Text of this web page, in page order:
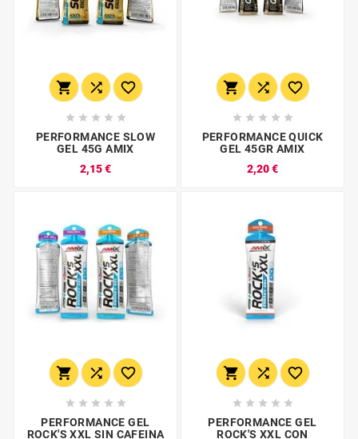
  
    
PERFORMANCE SLOW
GEL 45G AMIX
2,15 €
  
    
PERFORMANCE QUICK
GEL 45GR AMIX
2,20 €
  
    
PERFORMANCE GEL
ROCK'S XXL SIN CAFEINA
  
    
PERFORMANCE GEL
ROCK'S XXL CON